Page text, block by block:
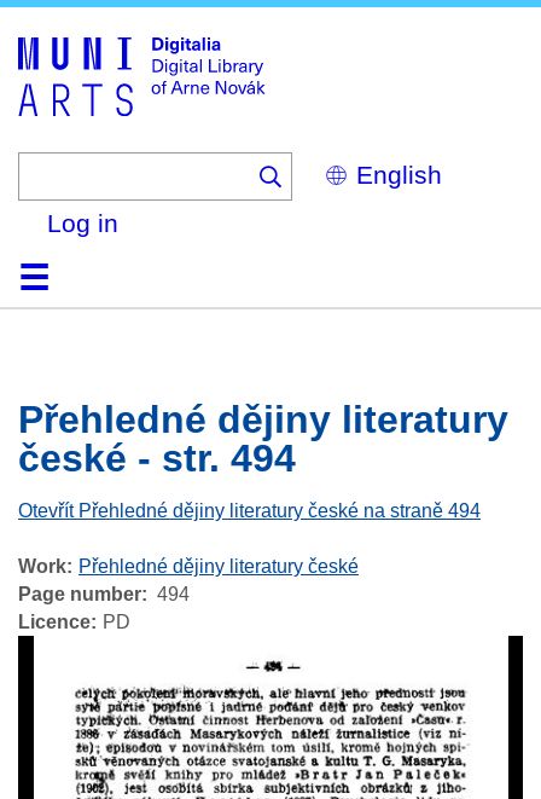
Select
your
Log in
HomeBrowse
Search
About
HelpContactDigitalia
Přehledné dějiny literatury
české - str. 494
Otevřít Přehledné dějiny literatury české na straně 494
Work
Přehledné dějiny literatury české
Page number
494
Licence
PD